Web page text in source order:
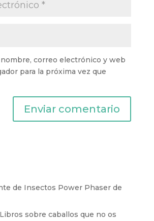
nombre, correo electrónico y web
para la próxima vez que
de Insectos Power Phaser de
sobre caballos que no os